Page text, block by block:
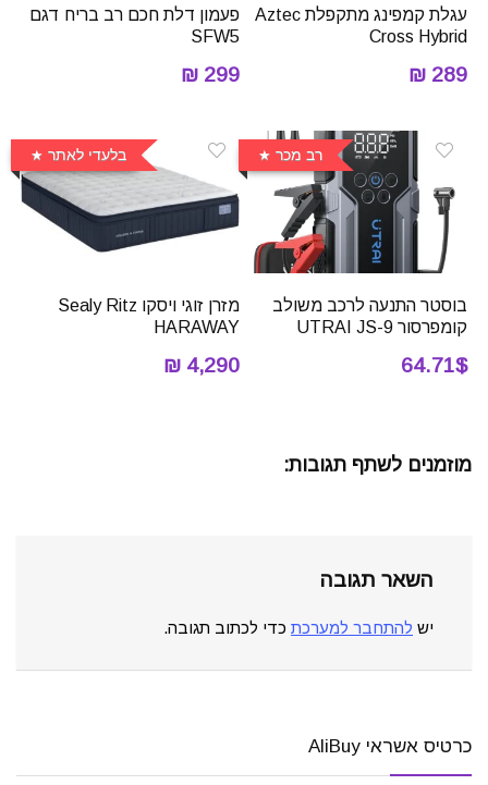
עגלת קמפינג מתקפלת Aztec
Cross Hybrid
289 ₪
פעמון דלת חכם רב בריח דגם
SFW5
299 ₪
רב מכר
בוסטר התנעה לרכב משולב
קומפרסור UTRAI JS-9
64.71$
בלעדי לאתר
מזרן זוגי ויסקו Sealy Ritz
HARAWAY
4,290 ₪
מוזמנים לשתף תגובות:
השאר תגובה
יש להתחבר למערכת כדי לכתוב תגובה.
כרטיס אשראי AliBuy